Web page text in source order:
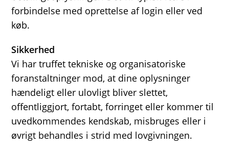
forbindelse med oprettelse af login eller ved
køb.
Sikkerhed
Vi har truffet tekniske og organisatoriske
foranstaltninger mod, at dine oplysninger
hændeligt eller ulovligt bliver slettet,
offentliggjort, fortabt, forringet eller kommer til
uvedkommendes kendskab, misbruges eller i
øvrigt behandles i strid med lovgivningen.